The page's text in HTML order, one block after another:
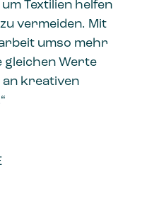
Textilien helfen
vermeiden. Mit
umso mehr
gleichen Werte
kreativen